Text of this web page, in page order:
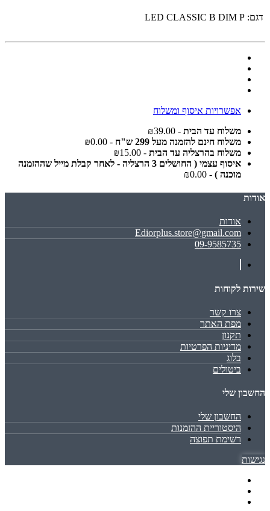
דגם: LED CLASSIC B DIM P
אפשרויות איסוף ומשלוח
משלוח עד הבית - ₪39.00
משלוח חינם להזמנה מעל 299 ש"ח
- ₪0.00
משלוח בהרצליה עד הבית - ₪15.00
איסוף עצמי ( החושלים 3 הרצליה - לאחר קבלת מייל שההזמנה
מוכנה ) - ₪0.00
אודות
אודות
Ediorplus.store@gmail.com
09-9585735
שירות לקוחות
צרו קשר
מפת האתר
תקנון
מדיניות הפרטיות
בלוג
ביטולים
החשבון שלי
החשבון שלי
היסטוריית ההזמנות
רשימת תפוצה
נגישות